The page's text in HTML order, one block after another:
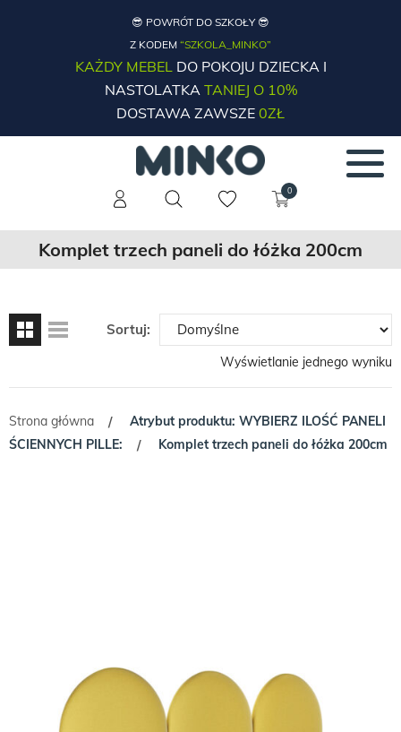
😎 POWRÓT DO SZKOŁY 😎
Z KODEM “SZKOLA_MINKO”
KAŻDY MEBELDO POKOJU DZIECKA I
NASTOLATKATANIEJ O 10%
DOSTAWA ZAWSZE 0ZŁ
0
Komplet trzech paneli do łóżka 200cm
Sortuj:
Wyświetlanie jednego wyniku
Strona główna /
Atrybut produktu: WYBIERZ ILOŚĆ PANELI
ŚCIENNYCH PILLE:
/ Komplet trzech paneli do łóżka 200cm